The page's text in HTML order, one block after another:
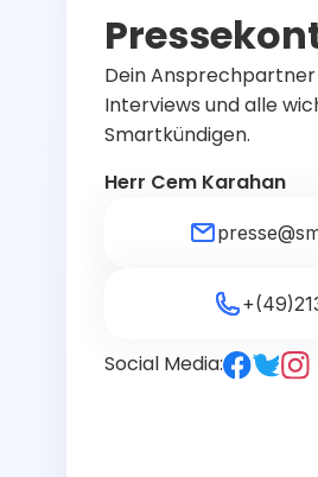
Dein
Interviews und alle
Smartkündigen.
Herr Cem Karahan
Social Media: